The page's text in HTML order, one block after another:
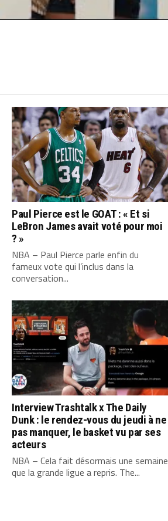
Paul Pierce est le GOAT : « Et si
LeBron James avait voté pour moi
? »
NBA – Paul Pierce parle enfin du
fameux vote qui l’inclus dans la
conversation...
Interview Trashtalk x The Daily
Dunk : le rendez-vous du jeudi à ne
pas manquer, le basket vu par ses
acteurs
NBA – Cela fait désormais une semaine
que la grande ligue a repris. The...